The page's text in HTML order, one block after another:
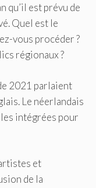
qu’il est prévu de
Quel est le
vous procéder ?
régionaux ?
2021 parlaient
Le néerlandais
intégrées pour
et
de la